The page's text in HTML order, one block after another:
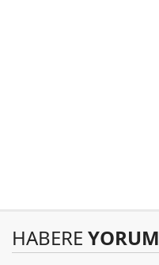
HABERE